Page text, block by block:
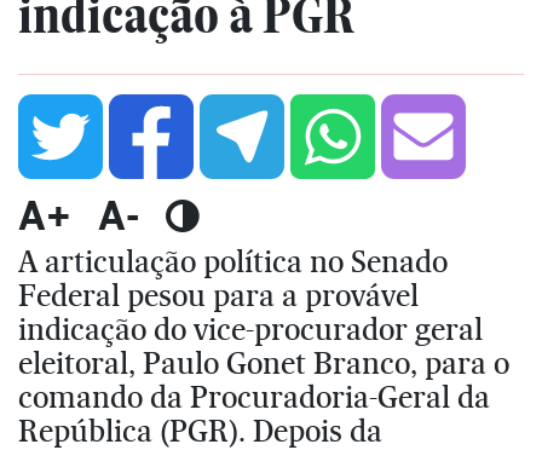
indicação à PGR
A+ A-
A articulação política no Senado
Federal pesou para a provável
indicação do vice-procurador geral
eleitoral, Paulo Gonet Branco, para o
comando da Procuradoria-Geral da
República (PGR). Depois da